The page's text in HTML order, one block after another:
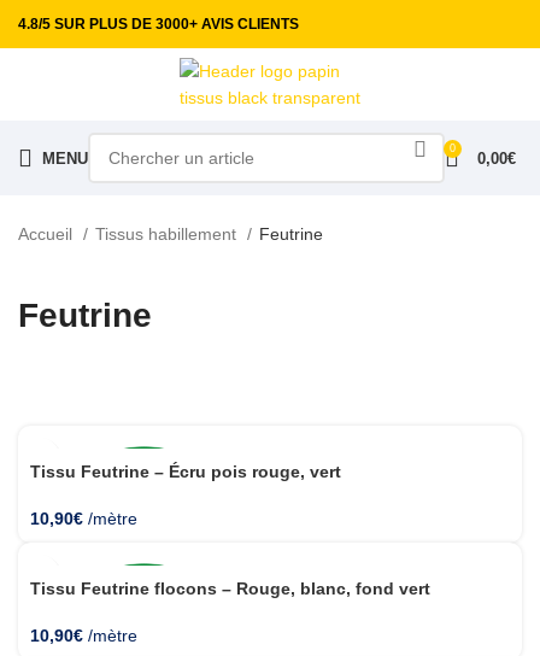
4.8/5 SUR PLUS DE 3000+ AVIS CLIENTS
MENU
0
0,00€
Accueil Tissus habillement Feutrine
Feutrine
Tissu Feutrine – Écru pois rouge, vert
10,90€ /mètre
Tissu Feutrine flocons – Rouge, blanc, fond vert
10,90€ /mètre